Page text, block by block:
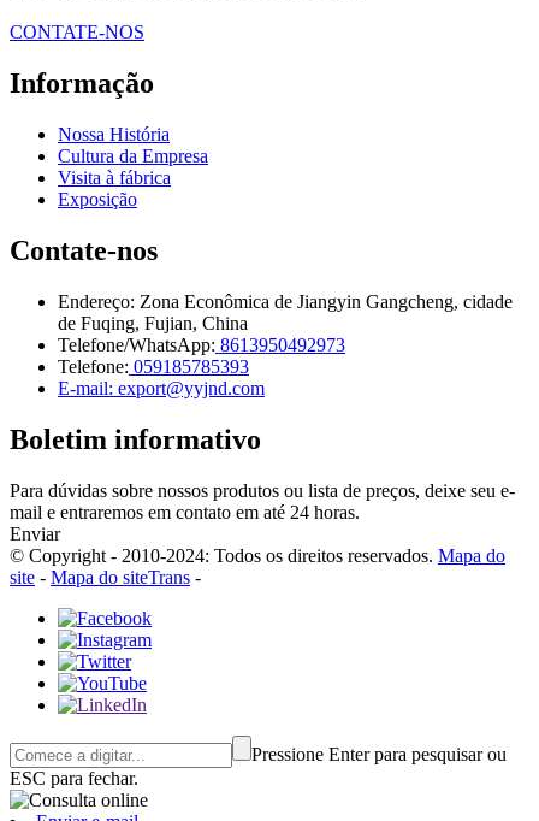
CONTATE-NOS
Informação
Nossa História
Cultura da Empresa
Visita à fábrica
Exposição
Contate-nos
Endereço: Zona Econômica de Jiangyin Gangcheng, cidade
de Fuqing, Fujian, China
Telefone/WhatsApp: 8613950492973
Telefone: 059185785393
E-mail: export@yyjnd.com
Boletim informativo
Para dúvidas sobre nossos produtos ou lista de preços, deixe seu e-
mail e entraremos em contato em até 24 horas.
Enviar
© Copyright - 2010-2024: Todos os direitos reservados. Mapa do
site - Mapa do siteTrans -
Pressione Enter para pesquisar ou
ESC para fechar.